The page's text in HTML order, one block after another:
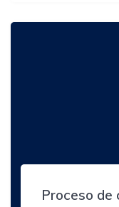
Proceso de